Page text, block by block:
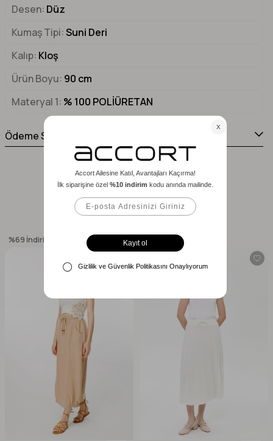
Desen Düz
Kumaş Tipi Suni Deri
Kalıp Kloş
Ürün Boyu 90 cm
Materyal 1 % 100 POLİÜRETAN
Ödeme Seçenekleri
Benzer Ürünler
%69 İndirim %62 İndirim